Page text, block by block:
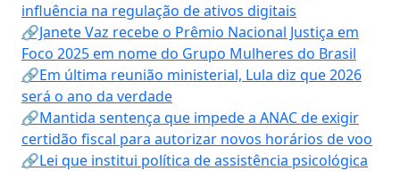
influência na regulação de ativos digitais
🔗Janete Vaz recebe o Prêmio Nacional Justiça em
Foco 2025 em nome do Grupo Mulheres do Brasil
🔗Em última reunião ministerial, Lula diz que 2026
será o ano da verdade
🔗Mantida sentença que impede a ANAC de exigir
certidão fiscal para autorizar novos horários de voo
🔗Lei que institui política de assistência psicológica